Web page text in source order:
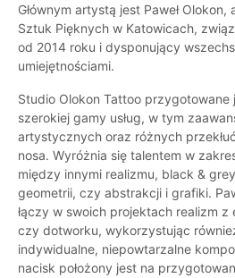
Głównym artystą jest Paweł
Sztuk Pięknych w Katowicach,
od 2014 roku i dysponujący
umiejętnościami.
Studio Olokon Tattoo przygotowane
szerokiej gamy usług, w tym
artystycznych oraz różnych
nosa. Wyróżnia się talentem w
między innymi realizmu, black &
geometrii, czy abstrakcji i grafiki.
łączy w swoich projektach realizm z
czy dotworku, wykorzystując
indywidualne, niepowtarzalne
nacisk położony jest na